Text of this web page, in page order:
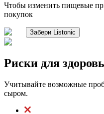
Чтобы изменить пищевые
покупок
Забери Listonic
Риски для
Учитывайте возможные
сыром.